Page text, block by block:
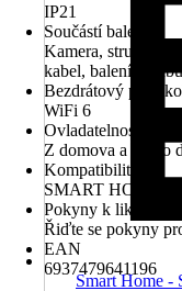
IP21
Součástí balení
Kamera, stručná
kabel, balení
Bezdrátový
WiFi 6
Ovladatelnost přes
Z domova a mimo
Kompatibilita
SMART HOME by
Pokyny k likvidaci
Řiďte se pokyny
EAN
6937479641196
Smart Home -